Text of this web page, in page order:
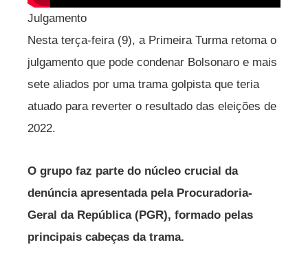
Julgamento
Nesta terça-feira (9), a Primeira Turma retoma o
julgamento que pode condenar Bolsonaro e mais
sete aliados por uma trama golpista que teria
atuado para reverter o resultado das eleições de
2022.
O grupo faz parte do núcleo crucial da
denúncia apresentada pela Procuradoria-
Geral da República (PGR), formado pelas
principais cabeças da trama.